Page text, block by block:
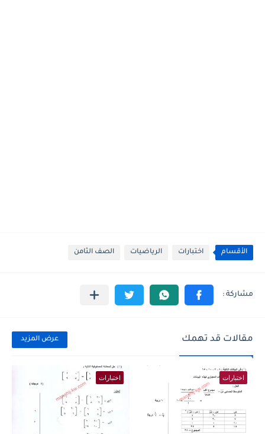
الأقسام اختبارات الرياضيات الصف الثامن
مقالات قد تهمك عرض المزيد
اختبارات اختبارات